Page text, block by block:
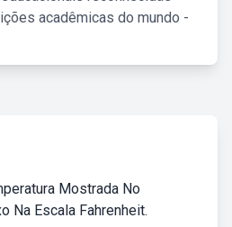
acadêmicas do mundo -
Mostrada No
Na Escala Fahrenheit.